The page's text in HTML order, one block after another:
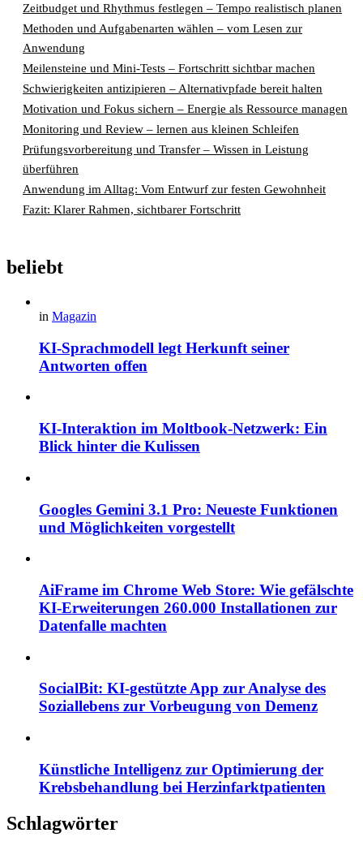
Zeitbudget und Rhythmus festlegen – Tempo realistisch planen
Methoden und Aufgabenarten wählen – vom Lesen zur
Anwendung
Meilensteine und Mini-Tests – Fortschritt sichtbar machen
Schwierigkeiten antizipieren – Alternativpfade bereit halten
Motivation und Fokus sichern – Energie als Ressource managen
Monitoring und Review – lernen aus kleinen Schleifen
Prüfungsvorbereitung und Transfer – Wissen in Leistung
überführen
Anwendung im Alltag: Vom Entwurf zur festen Gewohnheit
Fazit: Klarer Rahmen, sichtbarer Fortschritt
beliebt
in Magazin
KI-Sprachmodell legt Herkunft seiner
Antworten offen
KI-Interaktion im Moltbook-Netzwerk: Ein
Blick hinter die Kulissen
Googles Gemini 3.1 Pro: Neueste Funktionen
und Möglichkeiten vorgestellt
AiFrame im Chrome Web Store: Wie gefälschte
KI-Erweiterungen 260.000 Installationen zur
Datenfalle machten
SocialBit: KI-gestützte App zur Analyse des
Soziallebens zur Vorbeugung von Demenz
Künstliche Intelligenz zur Optimierung der
Krebsbehandlung bei Herzinfarktpatienten
Schlagwörter